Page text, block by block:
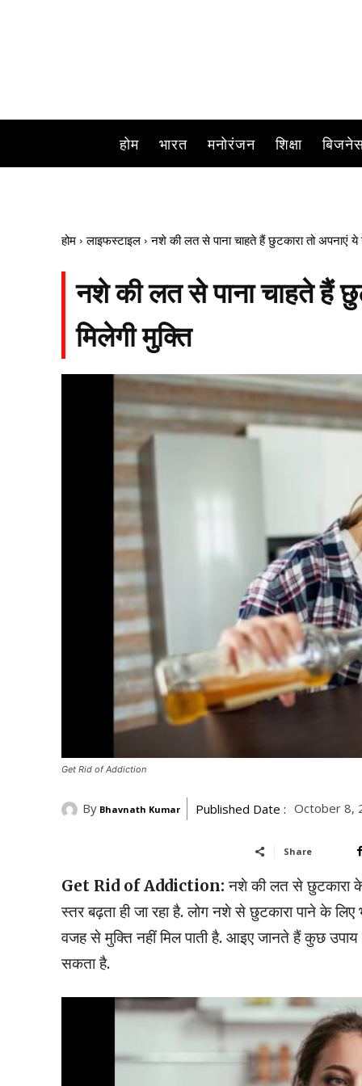
होम भारत मनोरंजन शिक्षा
होम लाइफस्टाइल नशे की लत से पाना चाहते हैं छुटकारा तो अपनाएं ये
नशे की लत से पाना चाहते हैं
मिलेगी मुक्ति
Get Rid of Addiction
By Bhavnath Kumar Published Date : October 8,
Share
Get Rid of Addiction: नशे की लत से छुटकारा
स्तर बढ़ता ही जा रहा है. लोग नशे से छुटकारा पाने के
वजह से मुक्ति नहीं मिल पाती है. आइए जानते हैं कुछ
सकता है.